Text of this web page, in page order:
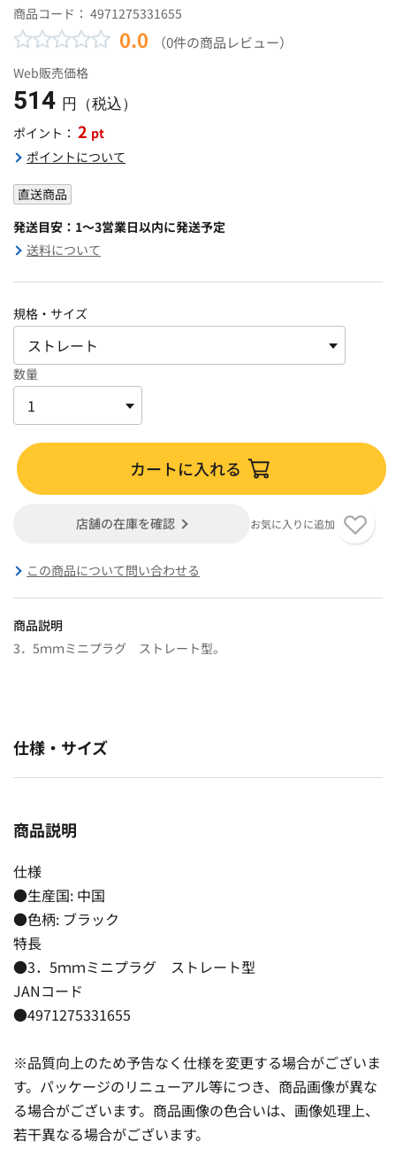
商品コード： 4971275331655
0.0 （0件の商品レビュー）
Web販売価格
514 円（税込）
ポイント： 2 pt
ポイントについて
直送商品
発送目安：1～3営業日以内に発送予定
送料について
規格・サイズ
数量
カートに入れる
店舗の在庫を確認 お気に入りに追加
この商品について問い合わせる
商品説明
3．5ｍｍミニプラグ ストレート型。
仕様・サイズ
商品説明
仕様
●生産国: 中国
●色柄: ブラック
特長
●3．5ｍｍミニプラグ ストレート型
JANコード
●4971275331655
※品質向上のため予告なく仕様を変更する場合がございま
す。パッケージのリニューアル等につき、商品画像が異な
る場合がございます。商品画像の色合いは、画像処理上、
若干異なる場合がございます。